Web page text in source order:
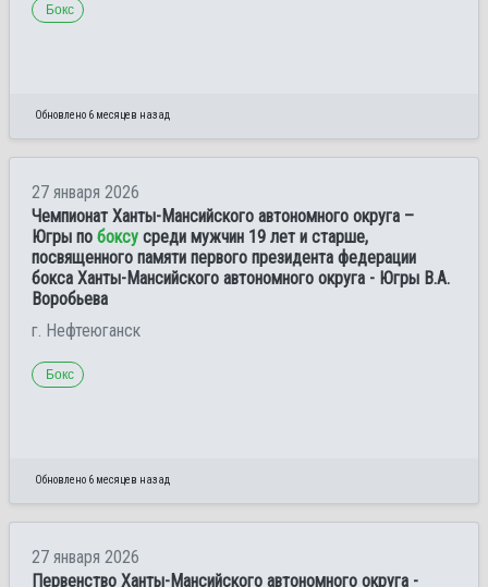
Бокс
Обновлено 6 месяцев назад
27 января 2026
Чемпионат Ханты-Мансийского автономного округа –
Югры по боксу среди мужчин 19 лет и старше,
посвященного памяти первого президента федерации
бокса Ханты-Мансийского автономного округа - Югры В.А.
Воробьева
г. Нефтеюганск
Бокс
Обновлено 6 месяцев назад
27 января 2026
Первенство Ханты-Мансийского автономного округа -